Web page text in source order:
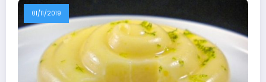
01/11/2019